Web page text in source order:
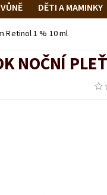
VŮNĚ DĚTI A MAMINKY
DOPRAVA A PLATBA
Retinol 1 % 10 ml
NOČNÍ